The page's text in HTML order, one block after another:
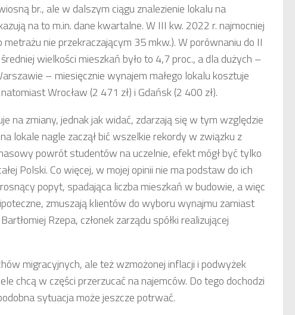
br., ale w dalszym ciągu znalezienie lokalu na
na to m.in. dane kwartalne. W III kw. 2022 r. najmocniej
nie przekraczającym 35 mkw.). W porównaniu do II
wielkości mieszkań było to 4,7 proc., a dla dużych –
– miesięcznie wynajem małego lokalu kosztuje
Wrocław (2 471 zł) i Gdańsk (2 400 zł).
na zmiany, jednak jak widać, zdarzają się w tym względzie
lokale nagle zaczął bić wszelkie rekordy w związku z
powrót studentów na uczelnie, efekt mógł być tylko
Polski. Co więcej, w mojej opinii nie ma podstaw do ich
popyt, spadająca liczba mieszkań w budowie, a więc
zmuszają klientów do wyboru wynajmu zamiast
Rzepa, członek zarządu spółki realizującej
migracyjnych, ale też wzmożonej inflacji i podwyżek
chcą w części przerzucać na najemców. Do tego dochodzi
sytuacja może jeszcze potrwać.